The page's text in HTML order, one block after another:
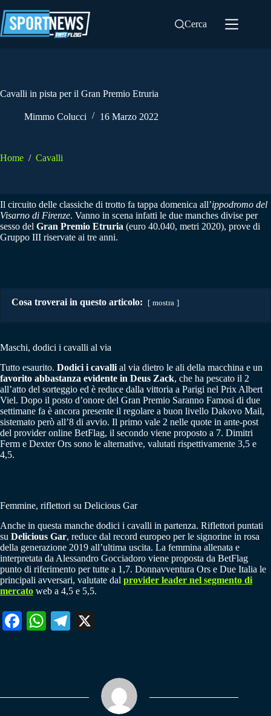
al
contenuto
Cerca
Cavalli in pista per il Gran Premio Etruria
Mimmo Colucci 16 Marzo 2022
Home / Cavalli
Il circuito delle classiche di trotto fa tappa domenica all’ippodromo del
Visarno di Firenze. Vanno in scena infatti le due manches divise per
sesso del Gran Premio Etruria (euro 40.040, metri 2020), prove di
Gruppo III riservate ai tre anni.
Cosa troverai in questo articolo: mostra
Maschi, dodici i cavalli al via
Tutto esaurito. Dodici i cavalli al via dietro le ali della macchina e un
favorito abbastanza evidente in Deus Zack, che ha pescato il 2
all’atto del sorteggio ed è reduce dalla vittoria a Parigi nel Prix Albert
Viel. Dopo il posto d’onore del Gran Premio Saranno Famosi di due
settimane fa è ancora presente il regolare a buon livello Dakovo Mail,
sistemato però all’8 di avvio. Il primo vale 2 nelle quote in ante-post
del provider online BetFlag, il secondo viene proposto a 7. Dimitri
Ferm e Dexter Ors sono le alternative, valutati rispettivamente 3,5 e
4,5.
Femmine, riflettori su Delicious Gar
Anche in questa manche dodici i cavalli in partenza. Riflettori puntati
su Delicious Gar, reduce dal record europeo per le signorine in rosa
della generazione 2019 all’ultima uscita. La femmina allenata e
interpretata da Alessandro Gocciadoro viene proposta da BetFlag
punto di riferimento per tutte a 1,7. Donnavventura Ors e Due Italia le
principali avversari, valutate dal provider leader nel segmento di
mercato web a 4,5 e 5,5.
Fa W
pp
Te
m